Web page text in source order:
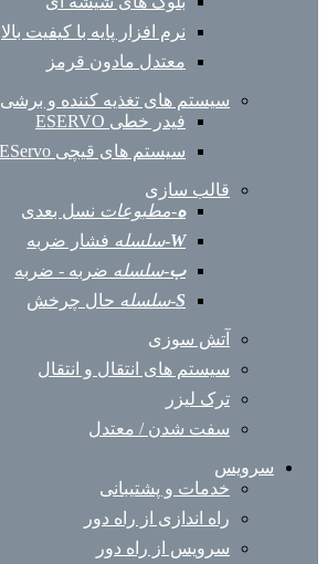
نرم افزار پایه با کیفیت بالا
معتدل مادون قرمز
سیستم های تغذیه کننده و برشی
فیدر خطی ESERVO
سیستم های قیچی EServo
قالب سازی
ه-مطبوعات نسل بعدی
W-سلسله فشار ضربه
ب-سلسله ضربه - ضربه
S-سلسله حال چرخش
آتش سوزی
سیستم های انتقال و انتقال
ترک لیزر
سفت شدن / معتدل
سرویس
خدمات و پشتیبانی
راه اندازی از راه دور
سرویس از راه دور